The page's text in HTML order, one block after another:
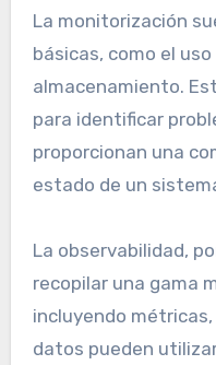
La monitorización
básicas, como el uso
almacenamiento.
para identificar
proporcionan una
estado de un
La observabilidad,
recopilar una gama
incluyendo
datos pueden